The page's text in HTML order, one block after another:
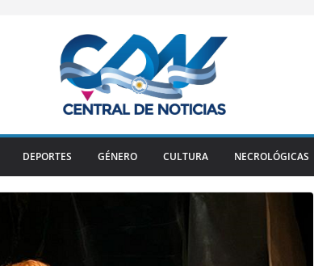
DEPORTES GÉNERO CULTURA NECROLÓGICAS